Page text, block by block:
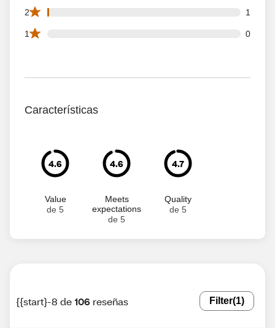
2 1
1 2 star reviews out of 106 reviews
1 0
0 1 star reviews out of 106 reviews
Características
4.6
Value
de 5
4.6
Meets
expectations
de 5
4.7
Quality
de 5
{{start}-8 de106 reseñas Filter(1)